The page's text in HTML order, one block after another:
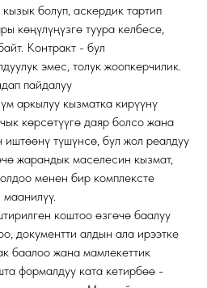
болуп, аскердик тартип
көңүлүңүзгө туура келбесе,
Контракт - бул
эмес, толук жоопкерчилик.
пайдалуу
аркылуу кызматка кирүүнү
көрсөтүүгө даяр болсо жана
иштөөнү түшүнсө, бул жол реалдуу
жарандык маселесин кызмат,
менен бир комплексте
коштоо өзгөчө баалуу
документти алдын ала ирээтке
баалоо жана мамлекеттик
формалдуу ката кетирбөө -